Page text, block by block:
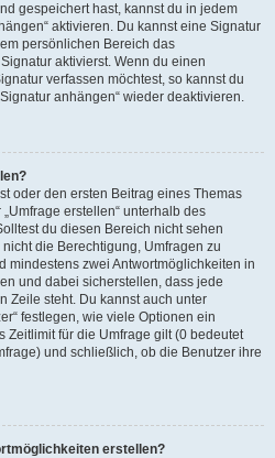
gespeichert hast, kannst du in jedem
aktivieren. Du kannst eine Signatur
persönlichen Bereich das
aktivierst. Wenn du einen
verfassen möchtest, so kannst du
anhängen“ wieder deaktivieren.
oder den ersten Beitrag eines Themas
erstellen“ unterhalb des
du diesen Bereich nicht sehen
die Berechtigung, Umfragen zu
mindestens zwei Antwortmöglichkeiten in
und dabei sicherstellen, dass jede
Zeile steht. Du kannst auch unter
festlegen, wie viele Optionen ein
Zeitlimit für die Umfrage gilt (0 bedeutet
und schließlich, ob die Benutzer ihre
erstellen?